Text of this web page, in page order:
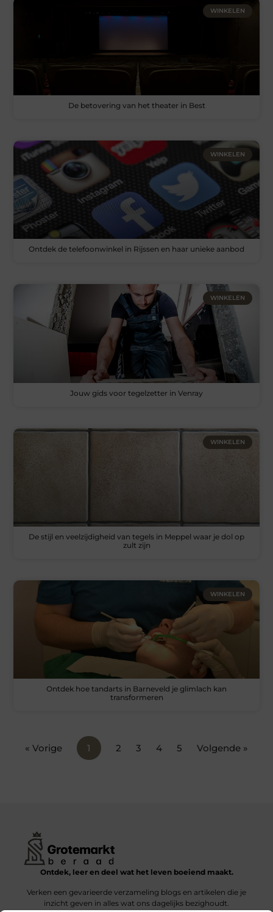
WINKELEN
De betovering van het theater in Best
WINKELEN
Ontdek de telefoonwinkel in Rijssen en haar unieke aanbod
WINKELEN
Jouw gids voor tegelzetter in Venray
WINKELEN
De stijl en veelzijdigheid van tegels in Meppel waar je dol op
zult zijn
WINKELEN
Ontdek hoe tandarts in Barneveld je glimlach kan
transformeren
« Vorige 1 2 3 4 5 Volgende »
Ontdek, leer en deel wat het leven boeiend maakt.
Verken een gevarieerde verzameling blogs en artikelen die je
inzicht geven in alles wat ons dagelijks bezighoudt.